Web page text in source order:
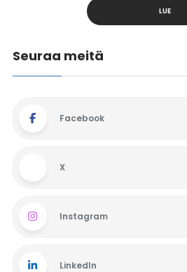
LUE
Seuraa meitä
Facebook
X
Instagram
LinkedIn